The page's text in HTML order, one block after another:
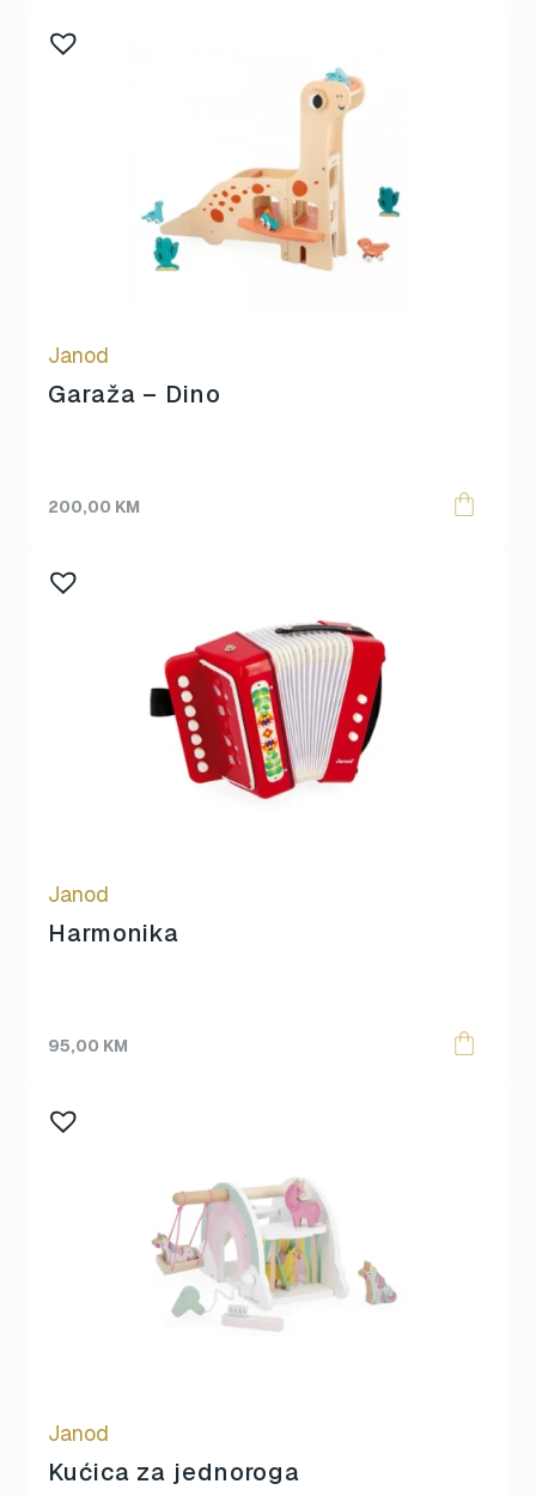
Janod
Garaža – Dino
200,00 KM
Janod
Harmonika
95,00 KM
Janod
Kućica za jednoroga